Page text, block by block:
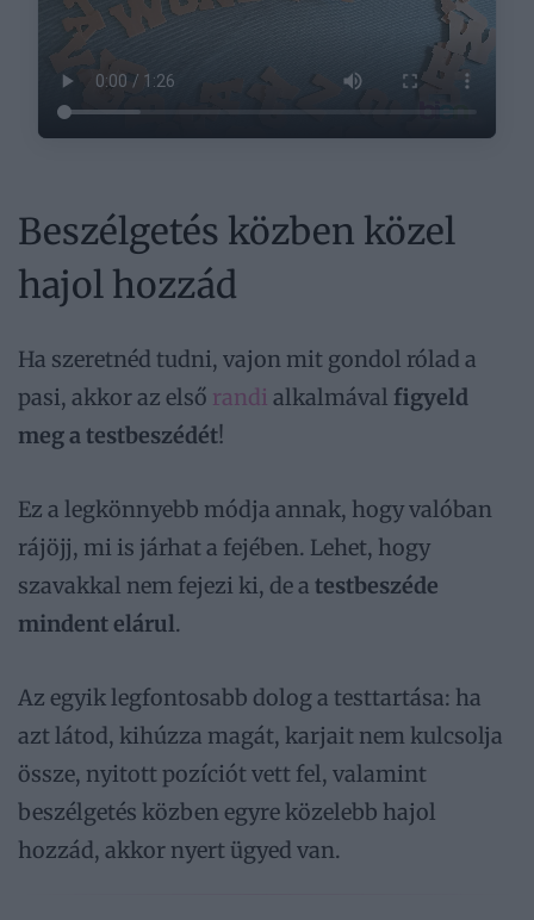
Beszélgetés közben közel
hajol hozzád
Ha szeretnéd tudni, vajon mit gondol rólad a
pasi, akkor az első randi alkalmával figyeld
meg a testbeszédét!
Ez a legkönnyebb módja annak, hogy valóban
rájöjj, mi is járhat a fejében. Lehet, hogy
szavakkal nem fejezi ki, de a testbeszéde
mindent elárul.
Az egyik legfontosabb dolog a testtartása: ha
azt látod, kihúzza magát, karjait nem kulcsolja
össze, nyitott pozíciót vett fel, valamint
beszélgetés közben egyre közelebb hajol
hozzád, akkor nyert ügyed van.